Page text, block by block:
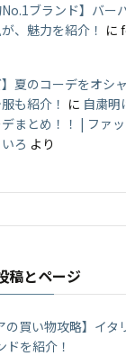
No.1ブランド】バー
、魅力を紹介！ に
】夏のコーデをオシ
も紹介！ に 自粛明
まとめ！！ | ファ
ろ より
稿とページ
の買い物攻略】イ
ドを紹介！